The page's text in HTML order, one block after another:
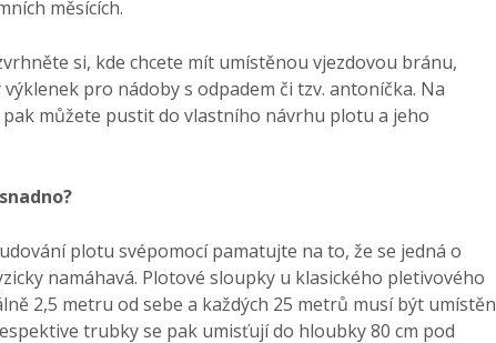
měsících.
si, kde chcete mít umístěnou vjezdovou bránu,
pro nádoby s odpadem či tzv. antoníčka. Na
můžete pustit do vlastního návrhu plotu a jeho
plotu svépomocí pamatujte na to, že se jedná o
namáhavá. Plotové sloupky u klasického pletivového
2,5 metru od sebe a každých 25 metrů musí být umístěn
trubky se pak umisťují do hloubky 80 cm pod